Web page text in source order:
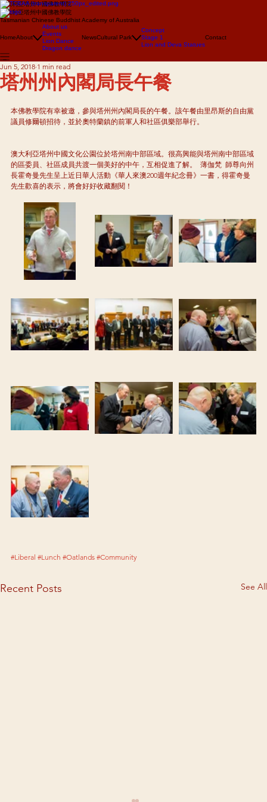
澳大利亞塔州中國佛教學院
澳大利亞塔州中國佛教學院
Tasmanian Chinese Buddhist Academy of Australia
HomeAbout
About us
Events
Lion Dance
Dragon dance
NewsCultural Park
Concept
Stage 1
Lion and Deva Statues
Contact
塔州州內閣局長午餐
Jun 5, 2018 1 min read
本佛教學院有幸被邀，參與塔州州內閣局長的午餐。該午餐由里昂斯的自由黨
議員修爾頓招待，並於奧特蘭鎮的前軍人和社區俱樂部舉行。
澳大利亞塔州中國文化公園位於塔州南中部區域。很高興能與塔州南中部區域
的區委員、社區成員共渡一個美好的中午，互相促進了解。  薄伽梵  師尊向州
長霍奇曼先生呈上近日華人活動《華人來澳200週年紀念冊》一書，得霍奇曼
先生歡喜的表示，將會好好收藏翻閱！
#Liberal #Lunch #Oatlands #Community
Recent Posts See All